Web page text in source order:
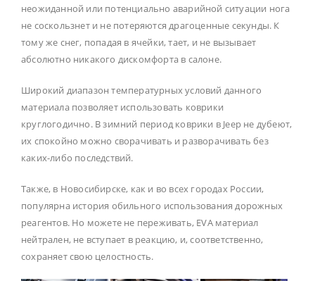
неожиданной или потенциально аварийной ситуации нога
не соскользнет и не потеряются драгоценные секунды. К
тому же снег, попадая в ячейки, тает, и не вызывает
абсолютно никакого дискомфорта в салоне.
Широкий диапазон температурных условий данного
материала позволяет использовать коврики
круглогодично. В зимний период коврики в Jeep не дубеют,
их спокойно можно сворачивать и разворачивать без
каких-либо последствий.
Также, в Новосибирске, как и во всех городах России,
популярна история обильного использования дорожных
реагентов. Но можете не переживать, EVA материал
нейтрален, не вступает в реакцию, и, соответственно,
сохраняет свою целостность.